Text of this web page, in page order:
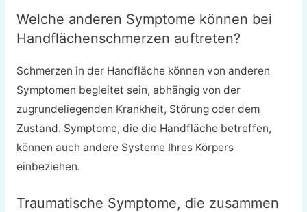
Welche anderen Symptome können bei
Handflächenschmerzen auftreten?
Schmerzen in der Handfläche können von anderen
Symptomen begleitet sein, abhängig von der
zugrundeliegenden Krankheit, Störung oder dem
Zustand. Symptome, die die Handfläche betreffen,
können auch andere Systeme Ihres Körpers
einbeziehen.
Traumatische Symptome, die zusammen